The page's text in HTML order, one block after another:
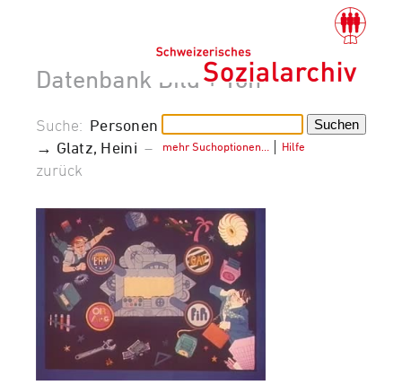
Datenbank Bild + Ton
mehr Suchoptionen… Hilfe
Suche: Personen
→ Glatz, Heini –
zurück